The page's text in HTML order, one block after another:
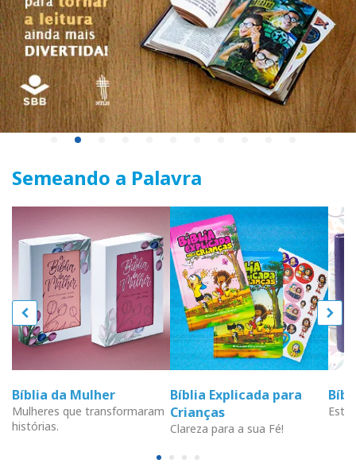
Semeando a Palavra
Bíblia da Mulher
Mulheres que transformaram
histórias.
Bíblia Explicada para
Crianças
Clareza para a sua Fé!